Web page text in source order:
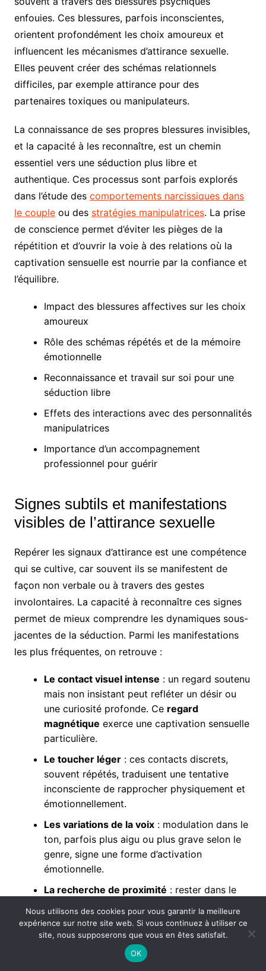
enfouies. Ces blessures, parfois inconscientes,
orientent profondément les choix amoureux et
influencent les mécanismes d’attirance sexuelle.
Elles peuvent créer des schémas relationnels
difficiles, par exemple attirance pour des
partenaires toxiques ou manipulateurs.
La connaissance de ses propres blessures invisibles,
et la capacité à les reconnaître, est un chemin
essentiel vers une séduction plus libre et
authentique. Ces processus sont parfois explorés
dans l’étude des comportements narcissiques dans
le coupleou des stratégies manipulatrices. La prise
de conscience permet d’éviter les pièges de la
répétition et d’ouvrir la voie à des relations où la
captivation sensuelle est nourrie par la confiance et
l’équilibre.
Impact des blessures affectives sur les choix
amoureux
Rôle des schémas répétés et de la mémoire
émotionnelle
Reconnaissance et travail sur soi pour une
séduction libre
Effets des interactions avec des personnalités
manipulatrices
Importance d’un accompagnement
professionnel pour guérir
Signes subtils et manifestations
visibles de l’attirance sexuelle
Repérer les signaux d’attirance est une compétence
qui se cultive, car souvent ils se manifestent de
façon non verbale ou à travers des gestes
involontaires. La capacité à reconnaître ces signes
permet de mieux comprendre les dynamiques sous-
jacentes de la séduction. Parmi les manifestations
les plus fréquentes, on retrouve :
Le contact visuel intense : un regard soutenu
mais non insistant peut refléter un désir ou
une curiosité profonde. Ce regard
magnétique exerce une captivation sensuelle
particulière.
Le toucher léger: ces contacts discrets,
souvent répétés, traduisent une tentative
inconsciente de rapprocher physiquement et
émotionnellement.
Les variations de la voix: modulation dans le
ton, parfois plus aigu ou plus grave selon le
genre, signe une forme d’activation
émotionnelle.
La recherche de proximité : rester dans le
occasions d’échange sans raison apparente.
Le mimétisme inconscient: reproduire les
postures ou gestes de l’autre est un indicateur
Nous utilisons des cookies pour vous garantir la meilleure
expérience sur notre site web. Si vous continuez à utiliser ce
site, nous supposerons que vous en êtes satisfait.
OK